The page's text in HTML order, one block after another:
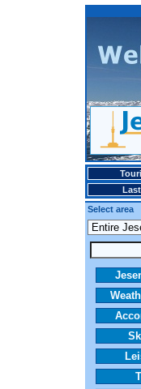
Select area